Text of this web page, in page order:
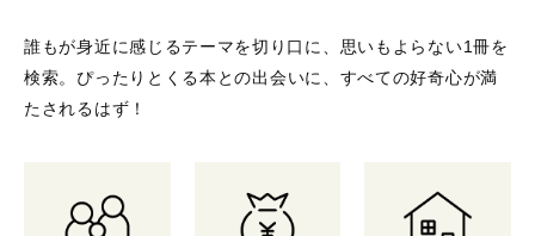
誰もが身近に感じるテーマを切り口に、思いもよらない1冊を
検索。 ぴったりとくる本との出会いに、すべての好奇心が満
たされるはず！